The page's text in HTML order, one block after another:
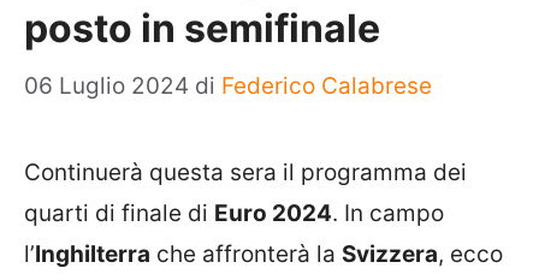
posto in semifinale
06 Luglio 2024 di Federico Calabrese
Continuerà questa sera il programma dei
quarti di finale di Euro 2024. In campo
l’Inghilterra che affronterà la Svizzera, ecco